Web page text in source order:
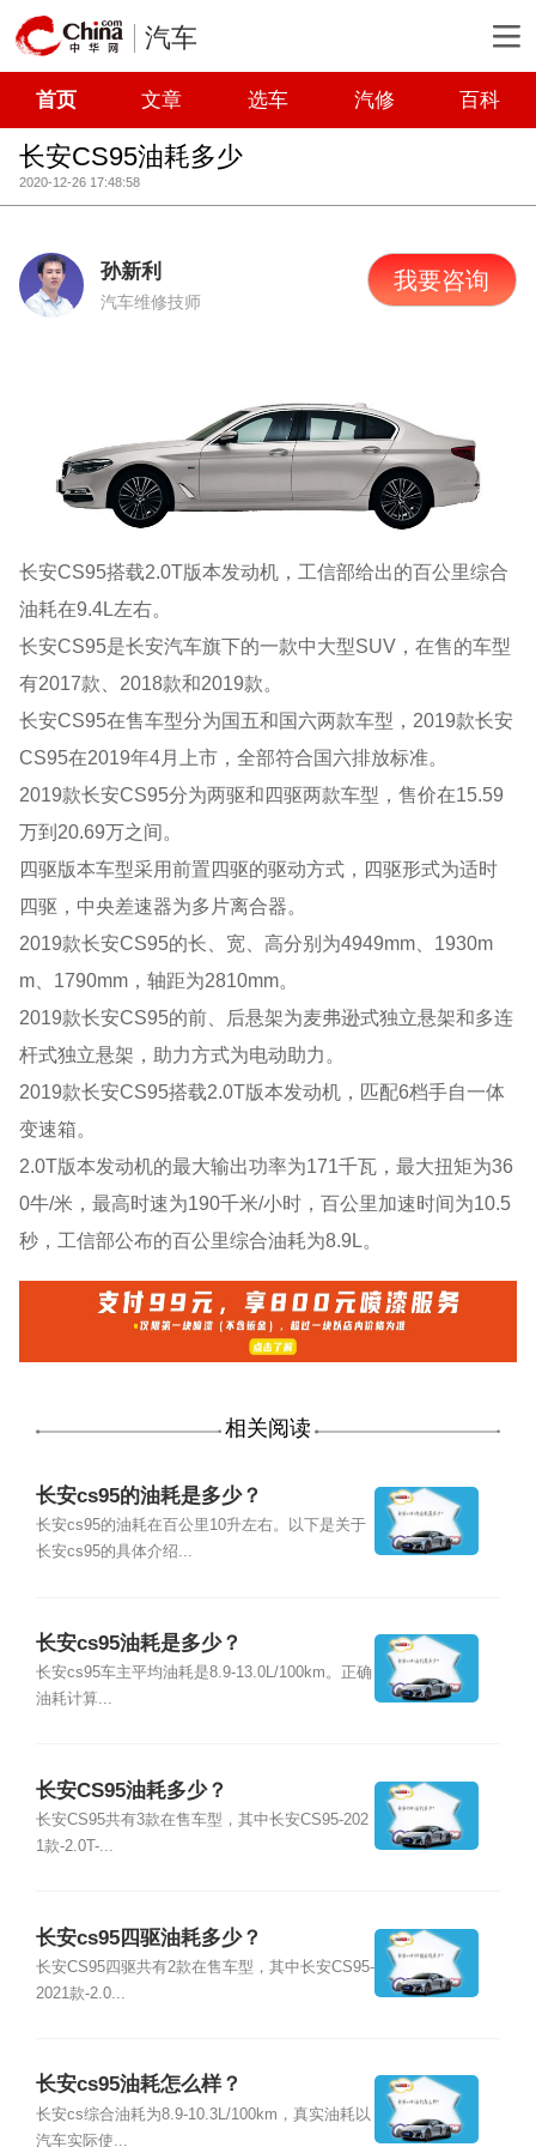
汽车
首页 文章 选车 汽修 百科
长安CS95油耗多少
2020-12-26 17:48:58
孙新利
汽车维修技师
我要咨询
长安CS95搭载2.0T版本发动机，工信部给出的百公里综合
油耗在9.4L左右。
长安CS95是长安汽车旗下的一款中大型SUV，在售的车型
有2017款、2018款和2019款。
长安CS95在售车型分为国五和国六两款车型，2019款长安
CS95在2019年4月上市，全部符合国六排放标准。
2019款长安CS95分为两驱和四驱两款车型，售价在15.59
万到20.69万之间。
四驱版本车型采用前置四驱的驱动方式，四驱形式为适时
四驱，中央差速器为多片离合器。
2019款长安CS95的长、宽、高分别为4949mm、1930m
m、1790mm，轴距为2810mm。
2019款长安CS95的前、后悬架为麦弗逊式独立悬架和多连
杆式独立悬架，助力方式为电动助力。
2019款长安CS95搭载2.0T版本发动机，匹配6档手自一体
变速箱。
2.0T版本发动机的最大输出功率为171千瓦，最大扭矩为36
0牛/米，最高时速为190千米/小时，百公里加速时间为10.5
秒，工信部公布的百公里综合油耗为8.9L。
相关阅读
长安cs95的油耗是多少？
长安cs95的油耗在百公里10升左右。以下是关于
长安cs95的具体介绍...
长安cs95油耗是多少？
长安cs95车主平均油耗是8.9-13.0L/100km。正确
油耗计算...
长安CS95油耗多少？
长安CS95共有3款在售车型，其中长安CS95-202
1款-2.0T-...
长安cs95四驱油耗多少？
长安CS95四驱共有2款在售车型，其中长安CS95-
2021款-2.0...
长安cs95油耗怎么样？
长安cs综合油耗为8.9-10.3L/100km，真实油耗以
汽车实际使...